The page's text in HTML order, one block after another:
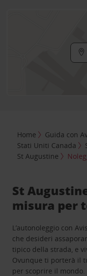
Home Guida con
Stati Uniti Canada
St Augustine
St
misura per
L’autonoleggio con
che desideri
tipico della strada, e
Ovunque ti porterà il
per scoprire il mondo.